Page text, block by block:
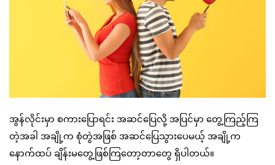
အွန်လိုင်းမှာ စကားပြောရင်း အဆင်ပြေလို့ အပြင်မှာ တွေ့ကြည့်ကြ
တဲ့အခါ အချို့က စုံတွဲအဖြစ် အဆင်ပြေသွားပေမယ့် အချို့က
နောက်ထပ် ချိန်းမတွေ့ဖြစ်ကြတော့တာတွေ ရှိပါတယ်။